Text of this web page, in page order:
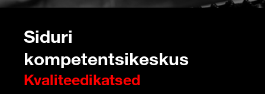
Siduri
kompetentsikeskus
Kvaliteedikatsed